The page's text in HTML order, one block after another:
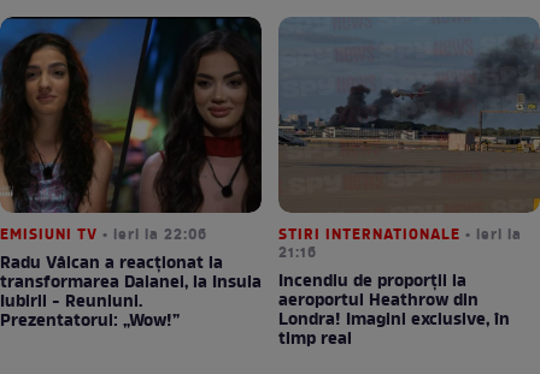
EMISIUNI TV • ieri la 22:06
Radu Vâlcan a reacționat la
transformarea Daianei, la Insula
Iubirii - Reuniuni.
Prezentatorul: „Wow!”
STIRI INTERNATIONALE • ieri la
21:16
Incendiu de proporții la
aeroportul Heathrow din
Londra! Imagini exclusive, în
timp real